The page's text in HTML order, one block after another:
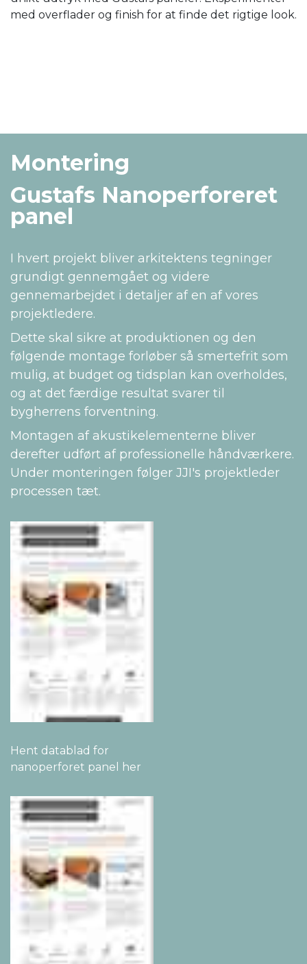
med overflader og finish for at finde det rigtige look.
Montering
Gustafs Nanoperforeret
panel
I hvert projekt bliver arkitektens tegninger
grundigt gennemgået og videre
gennemarbejdet i detaljer af en af vores
projektledere.
Dette skal sikre at produktionen og den
følgende montage forløber så smertefrit som
mulig, at budget og tidsplan kan overholdes,
og at det færdige resultat svarer til
bygherrens forventning.
Montagen af akustikelementerne bliver
derefter udført af professionelle håndværkere.
Under monteringen følger JJI's projektleder
processen tæt.
Hent datablad for
nanoperforet panel her